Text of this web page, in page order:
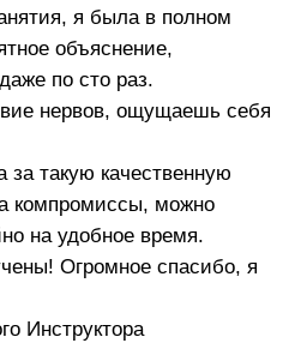
я была в полном
объяснение,
по сто раз.
нервов, ощущаешь себя
за такую качественную
компромиссы, можно
на удобное время.
Огромное спасибо, я
Инструктора